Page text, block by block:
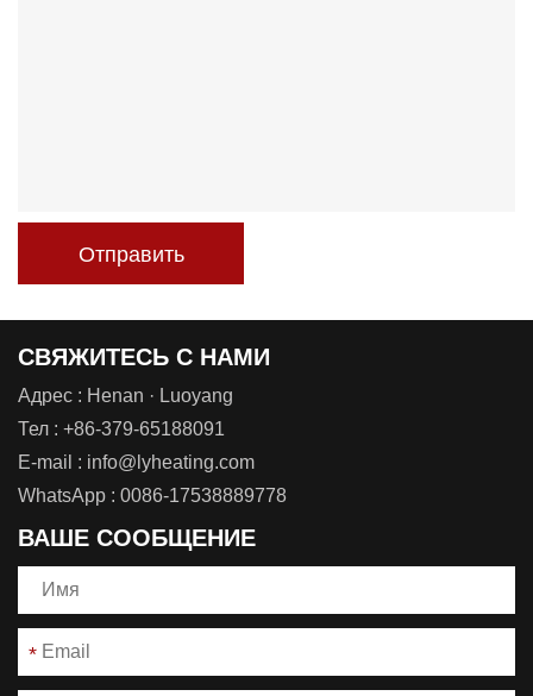
Отправить
СВЯЖИТЕСЬ С НАМИ
Адрес : Henan · Luoyang
Тел : +86-379-65188091
E-mail : info@lyheating.com
WhatsApp : 0086-17538889778
ВАШЕ СООБЩЕНИЕ
*